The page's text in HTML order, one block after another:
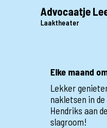
Advocaatje
Laaktheater
Elke maand
Lekker
nakletsen in
Hendriks aan
slagroom!